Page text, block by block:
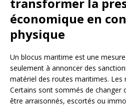
transformer la
économique en
physique
Un blocus maritime est une
seulement à annoncer des
matériel des routes maritimes. Les
Certains sont sommés de changer
être arraisonnés, escortés ou